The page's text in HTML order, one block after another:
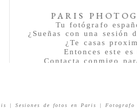
Tu fotógrafo
¿Sueñas con una sesión
¿Te casas
Entonces este
Contacta conmigo
PARIS
| Sesiones de fotos en Paris | Fotografo